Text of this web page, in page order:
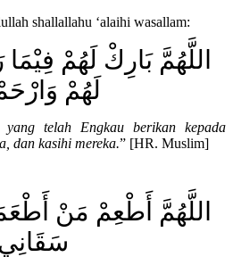
shallallahu ‘alaihi wasallam:
اللَّهُمَّ بَارِكْ لَهُمْ
لَهُمْ
telah Engkau berikan kepada
dan kasihi mereka.” [HR. Muslim]
اللَّهُمَّ أَطْعِمْ مَنْ